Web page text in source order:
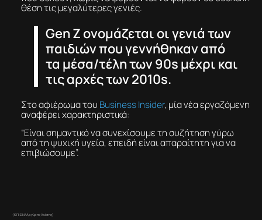
θέση τις μεγαλύτερες γενιές.
Gen Z ονομάζεται οι γενιά των
παιδιών που γεννήθηκαν από
τα μέσα/τέλη των 90s μέχρι και
τις αρχές των 2010s.
Στο αφιέρωμα του Business Insider, μία νέα εργαζόμενη
αναφέρει χαρακτηριστικά:
“Είναι σημαντικό να συνεχίσουμε τη συζήτηση γύρω
από τη ψυχική υγεία, επειδή είναι απαραίτητη για να
επιβιώσουμε”.
(ΚΠΙΣΝ/ Αργύρης Λιόσης)